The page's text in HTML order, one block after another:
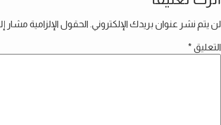
لن يتم نشر عنوان بريدك الإلكتروني. الحقول الإلزامية مشار
التعليق *